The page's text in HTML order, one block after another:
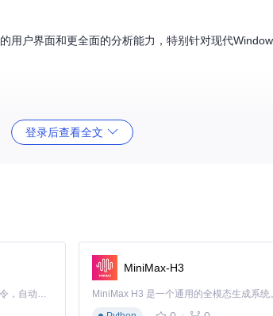
用户界面和更全面的分析能力，特别针对现代
馈"应用启动失败"。错误日志显示"无法加载
用Dependencies的"递归依赖分析"功能后发现，游戏
问题根源，李工重构了依赖链，将DirectX版本统
登录后查看全文
Claude Code 的开源替代方案。连接任意大模型，编辑代码，运行命令，自动验证 — 全自动执行。用 Rust 构建，极致性能。 ｜ An open-source alternative to Claude Code. Connect any LLM, edit code, run commands, and verify changes — autonomously. Built in Rust for speed. Get Started
MiniMax-H3